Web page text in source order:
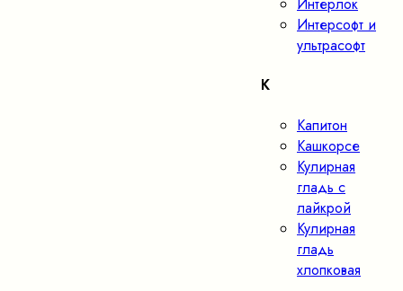
Интерлок
Интерсофт и
ультрасофт
К
Капитон
Кашкорсе
Кулирная
гладь с
лайкрой
Кулирная
гладь
хлопковая